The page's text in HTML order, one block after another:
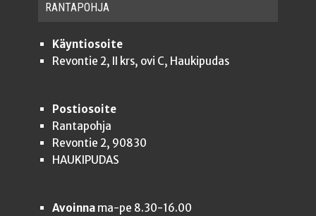
RAN­TA­POH­JA
Käyntiosoite
Revontie 2, II krs, ovi C, Haukipudas
Postiosoite
Rantapohja
Revontie 2, 90830
HAUKIPUDAS
Avoinnama-pe 8.30-16.00